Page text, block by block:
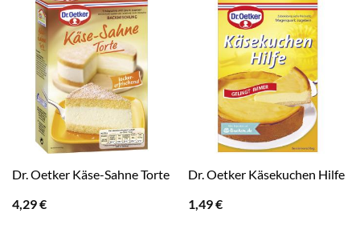
Dr. Oetker Käse-Sahne Torte
4,29€
Dr. Oetker Käsekuchen Hilfe
1,49€